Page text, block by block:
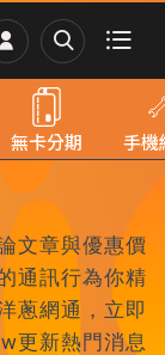
文章與優惠價
通訊行為你精
蔥網通，立即
更新熱門消息
無卡分期 手機